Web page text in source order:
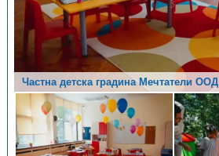
Частна детска градина Мечтатели ООД
Частна детска градина Мечтатели ООД